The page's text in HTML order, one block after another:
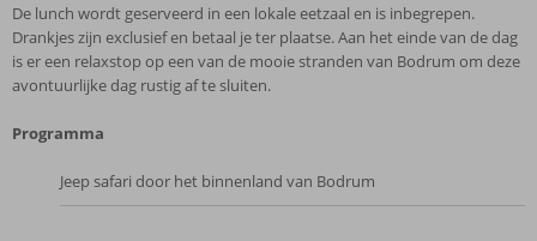
De lunch wordt geserveerd in een lokale eetzaal en is inbegrepen.
Drankjes zijn exclusief en betaal je ter plaatse. Aan het einde van de dag
is er een relaxstop op een van de mooie stranden van Bodrum om deze
avontuurlijke dag rustig af te sluiten.
Programma
Jeep safari door het binnenland van Bodrum